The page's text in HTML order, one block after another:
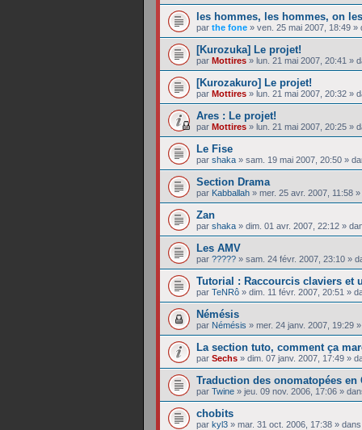
les hommes, les hommes, on
par the fone » ven. 25 mai 2007, 18:49 »
[Kurozuka] Le projet!
par Mottires » lun. 21 mai 2007, 20:41 »
[Kurozakuro] Le projet!
par Mottires » lun. 21 mai 2007, 20:32 »
Ares : Le projet!
par Mottires » lun. 21 mai 2007, 20:25 »
Le Fise
par shaka » sam. 19 mai 2007, 20:50 »
Section Drama
par Kabballah » mer. 25 avr. 2007, 11:58 »
Zan
par shaka » dim. 01 avr. 2007, 22:12 »
Les AMV
par ????? » sam. 24 févr. 2007, 23:10 »
Tutorial : Raccourcis claviers et
par TeNRô » dim. 11 févr. 2007, 20:51 »
Némésis
par Némésis » mer. 24 janv. 2007, 19:29
La section tuto, comment ça
par Sechs » dim. 07 janv. 2007, 17:49 »
Traduction des onomatopées en
par Twine » jeu. 09 nov. 2006, 17:06 »
chobits
par kyl3 » mar. 31 oct. 2006, 17:38 » dans